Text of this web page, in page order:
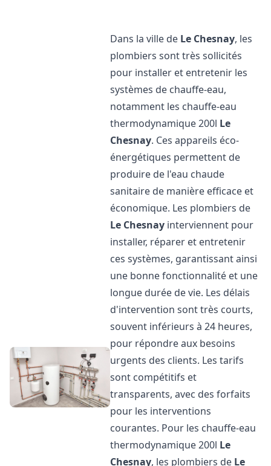
Dans la ville de Le Chesnay, les
plombiers sont très sollicités
pour installer et entretenir les
systèmes de chauffe-eau,
notamment les chauffe-eau
thermodynamique 200l Le
Chesnay. Ces appareils éco-
énergétiques permettent de
produire de l'eau chaude
sanitaire de manière efficace et
économique. Les plombiers de
Le Chesnay interviennent pour
installer, réparer et entretenir
ces systèmes, garantissant ainsi
une bonne fonctionnalité et une
longue durée de vie. Les délais
d'intervention sont très courts,
souvent inférieurs à 24 heures,
pour répondre aux besoins
urgents des clients. Les tarifs
sont compétitifs et
transparents, avec des forfaits
pour les interventions
courantes. Pour les chauffe-eau
thermodynamique 200l Le
Chesnay, les plombiers de Le